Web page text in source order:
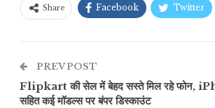
Share Facebook Twitter
PREV POST
Flipkart की सेल में बेहद सस्ते मिल रहे फोन,
सहित कई मॉडल्स पर बंपर डिस्काउंट